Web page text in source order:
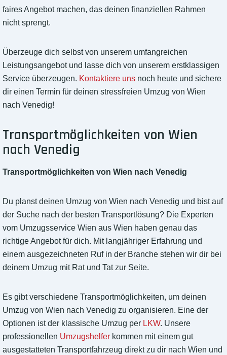
faires Angebot machen, das deinen finanziellen Rahmen
nicht sprengt.
Überzeuge dich selbst von unserem umfangreichen
Leistungsangebot und lasse dich von unserem erstklassigen
Service überzeugen. Kontaktiere uns noch heute und sichere
dir einen Termin für deinen stressfreien Umzug von Wien
nach Venedig!
Transportmöglichkeiten von Wien
nach Venedig
Transportmöglichkeiten von Wien nach Venedig
Du planst deinen Umzug von Wien nach Venedig und bist auf
der Suche nach der besten Transportlösung? Die Experten
vom Umzugsservice Wien aus Wien haben genau das
richtige Angebot für dich. Mit langjähriger Erfahrung und
einem ausgezeichneten Ruf in der Branche stehen wir dir bei
deinem Umzug mit Rat und Tat zur Seite.
Es gibt verschiedene Transportmöglichkeiten, um deinen
Umzug von Wien nach Venedig zu organisieren. Eine der
Optionen ist der klassische Umzug per LKW. Unsere
professionellen Umzugshelfer kommen mit einem gut
ausgestatteten Transportfahrzeug direkt zu dir nach Wien und